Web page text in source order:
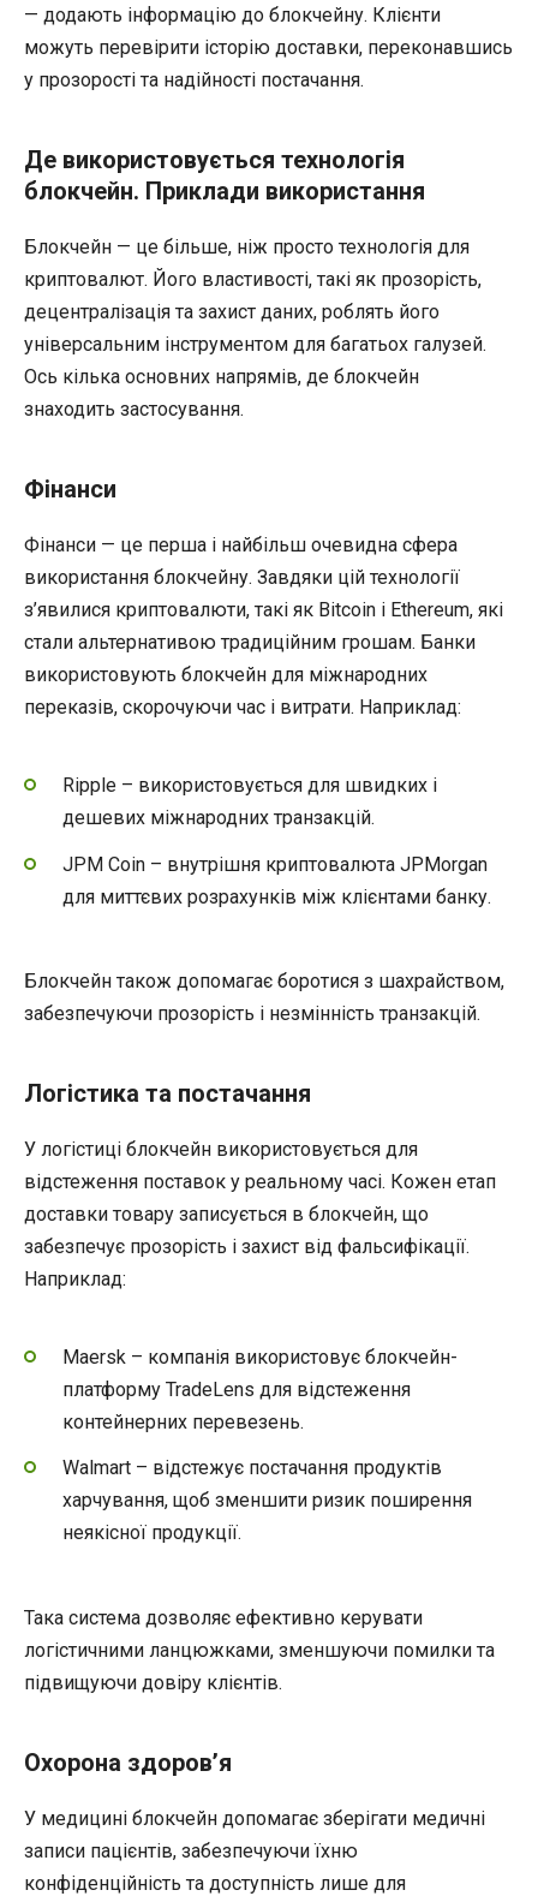
— додають інформацію до блокчейну. Клієнти
можуть перевірити історію доставки, переконавшись
у прозорості та надійності постачання.
Де використовується технологія
блокчейн. Приклади використання
Блокчейн — це більше, ніж просто технологія для
криптовалют. Його властивості, такі як прозорість,
децентралізація та захист даних, роблять його
універсальним інструментом для багатьох галузей.
Ось кілька основних напрямів, де блокчейн
знаходить застосування.
Фінанси
Фінанси — це перша і найбільш очевидна сфера
використання блокчейну. Завдяки цій технології
з’явилися криптовалюти, такі як Bitcoin і Ethereum, які
стали альтернативою традиційним грошам. Банки
використовують блокчейн для міжнародних
переказів, скорочуючи час і витрати. Наприклад:
Ripple – використовується для швидких і
дешевих міжнародних транзакцій.
JPM Coin – внутрішня криптовалюта JPMorgan
для миттєвих розрахунків між клієнтами банку.
Блокчейн також допомагає боротися з шахрайством,
забезпечуючи прозорість і незмінність транзакцій.
Логістика та постачання
У логістиці блокчейн використовується для
відстеження поставок у реальному часі. Кожен етап
доставки товару записується в блокчейн, що
забезпечує прозорість і захист від фальсифікації.
Наприклад:
Maersk – компанія використовує блокчейн-
платформу TradeLens для відстеження
контейнерних перевезень.
Walmart – відстежує постачання продуктів
харчування, щоб зменшити ризик поширення
неякісної продукції.
Така система дозволяє ефективно керувати
логістичними ланцюжками, зменшуючи помилки та
підвищуючи довіру клієнтів.
Охорона здоров’я
У медицині блокчейн допомагає зберігати медичні
записи пацієнтів, забезпечуючи їхню
конфіденційність та доступність лише для